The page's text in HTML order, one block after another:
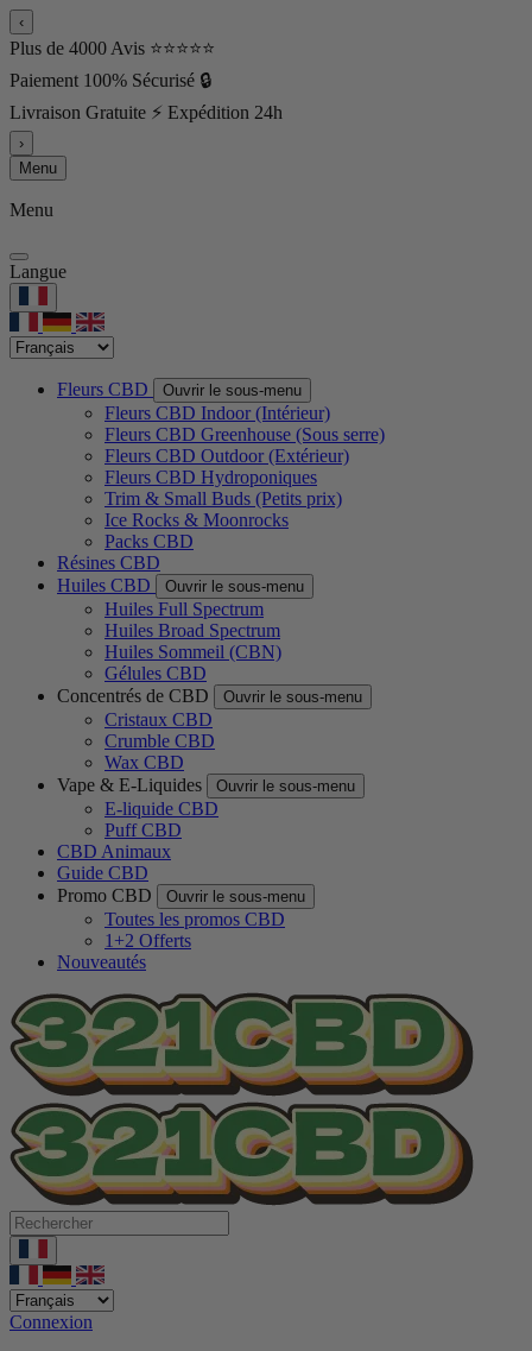
‹
Plus de 4000 Avis ⭐⭐⭐⭐⭐
Paiement 100% Sécurisé 🔒
Livraison Gratuite ⚡ Expédition 24h
›
Menu
Menu
Langue
Fleurs CBD Ouvrir le sous-menu
Fleurs CBD Indoor (Intérieur)
Fleurs CBD Greenhouse (Sous serre)
Fleurs CBD Outdoor (Extérieur)
Fleurs CBD Hydroponiques
Trim & Small Buds (Petits prix)
Ice Rocks & Moonrocks
Packs CBD
Résines CBD
Huiles CBD
Ouvrir le sous-menu
Huiles Full Spectrum
Huiles Broad Spectrum
Huiles Sommeil (CBN)
Gélules CBD
Concentrés de CBD
Ouvrir le sous-menu
Cristaux CBD
Crumble CBD
Wax CBD
Vape & E-Liquides
Ouvrir le sous-menu
E-liquide CBD
Puff CBD
CBD Animaux
Guide CBD
Promo CBD
Ouvrir le sous-menu
Toutes les promos CBD
1+2 Offerts
Nouveautés
Connexion